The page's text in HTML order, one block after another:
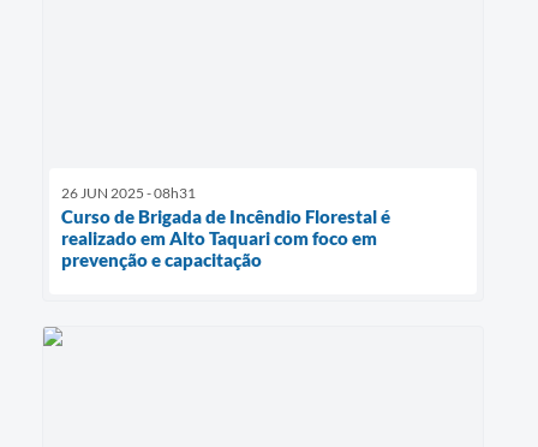
26 JUN 2025 - 08h31
Curso de Brigada de Incêndio Florestal é
realizado em Alto Taquari com foco em
prevenção e capacitação